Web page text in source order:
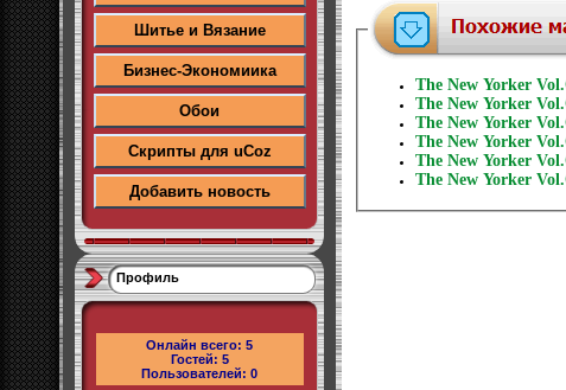
Шитье и Вязание
Бизнес-Экономиика
Обои
Скрипты для uCoz
Добавить новость
Профиль
Онлайн всего: 5
Гостей: 5
Пользователей: 0
The New Yorker
The New Yorker
The New Yorker
The New Yorker
The New Yorker
The New Yorker